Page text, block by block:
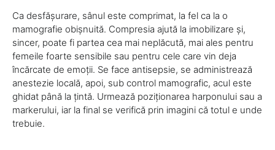
Ca desfășurare, sânul este comprimat, la fel ca la o
mamografie obișnuită. Compresia ajută la imobilizare și,
sincer, poate fi partea cea mai neplăcută, mai ales pentru
femeile foarte sensibile sau pentru cele care vin deja
încărcate de emoții. Se face antisepsie, se administrează
anestezie locală, apoi, sub control mamografic, acul este
ghidat până la țintă. Urmează poziționarea harponului sau a
markerului, iar la final se verifică prin imagini că totul e unde
trebuie.